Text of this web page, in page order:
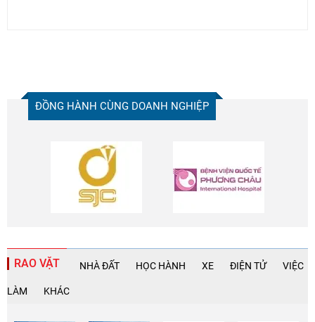
ĐỒNG HÀNH CÙNG DOANH NGHIỆP
RAO VẶT NHÀ ĐẤT HỌC HÀNH XE ĐIỆN TỬ VIỆC
LÀM KHÁC